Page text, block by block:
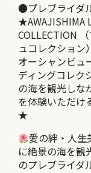
●プレブライダ
★AWAJISHIMA
COLLECTION
ュコレクション）
オーシャンビュ
ディングコレク
の海を観光しな
を体験いただけ
★
愛の絆・人生
に絶景の海を観
のプレブライダ